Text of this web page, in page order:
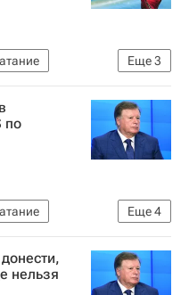
(WADA)
Еще3
(ISU)
по
Еще4
нельзя